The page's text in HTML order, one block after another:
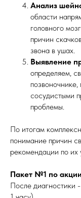
Анализ
области
головного
причин
звона в ушах.
Выявление
определяем,
сосудистыми
проблемы.
По итогам
понимание причин
рекомендации по их
Пакет №1 по акции
После диагностики